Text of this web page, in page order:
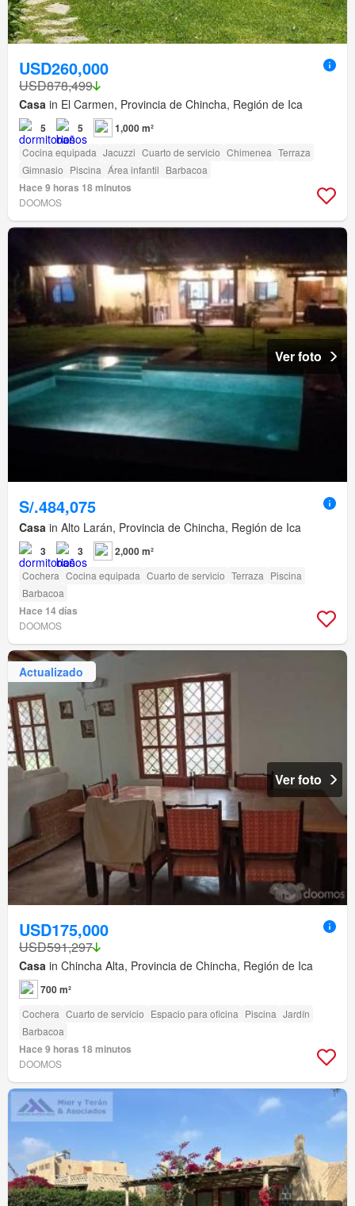
USD260,000
USD878,499
Casa in El Carmen, Provincia de Chincha, Región de Ica
5 5 1,000 m²
Cocina equipada Jacuzzi Cuarto de servicio Chimenea Terraza
Gimnasio Piscina Área infantil Barbacoa
Hace 9 horas 18 minutos
DOOMOS
Ver foto
S/.484,075
Casa in Alto Larán, Provincia de Chincha, Región de Ica
3 3 2,000 m²
Cochera Cocina equipada Cuarto de servicio Terraza Piscina
Barbacoa
Hace 14 días
DOOMOS
Actualizado
Ver foto
USD175,000
USD591,297
Casa in Chincha Alta, Provincia de Chincha, Región de Ica
700 m²
Cochera Cuarto de servicio Espacio para oficina Piscina Jardín
Barbacoa
Hace 9 horas 18 minutos
DOOMOS